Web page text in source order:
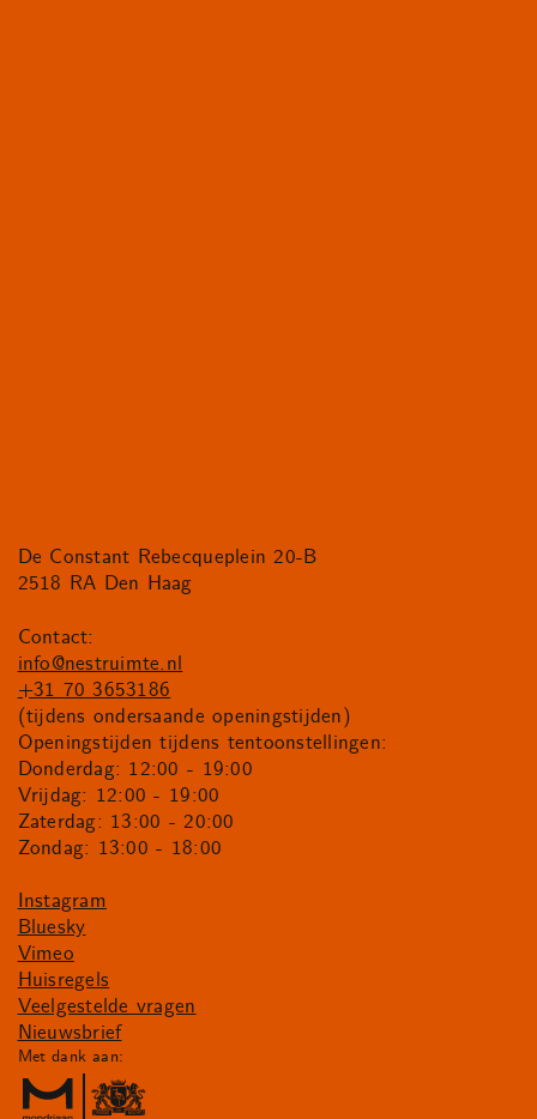
De Constant Rebecqueplein 20-B
2518 RA Den Haag
Contact:
info@nestruimte.nl
+31 70 3653186
(tijdens ondersaande openingstijden)
Openingstijden tijdens tentoonstellingen:
Donderdag: 12:00 - 19:00
Vrijdag: 12:00 - 19:00
Zaterdag: 13:00 - 20:00
Zondag: 13:00 - 18:00
Instagram
Bluesky
Vimeo
Huisregels
Veelgestelde vragen
Nieuwsbrief
Met dank aan: